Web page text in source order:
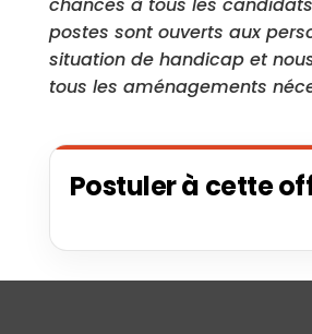
postes sont ouverts aux
situation de handicap et
tous les aménagements
Postuler à cette